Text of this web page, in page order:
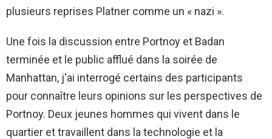
plusieurs reprises Platner comme un « nazi ».
Une fois la discussion entre Portnoy et Badan
terminée et le public afflué dans la soirée de
Manhattan, j'ai interrogé certains des participants
pour connaître leurs opinions sur les perspectives de
Portnoy. Deux jeunes hommes qui vivent dans le
quartier et travaillent dans la technologie et la